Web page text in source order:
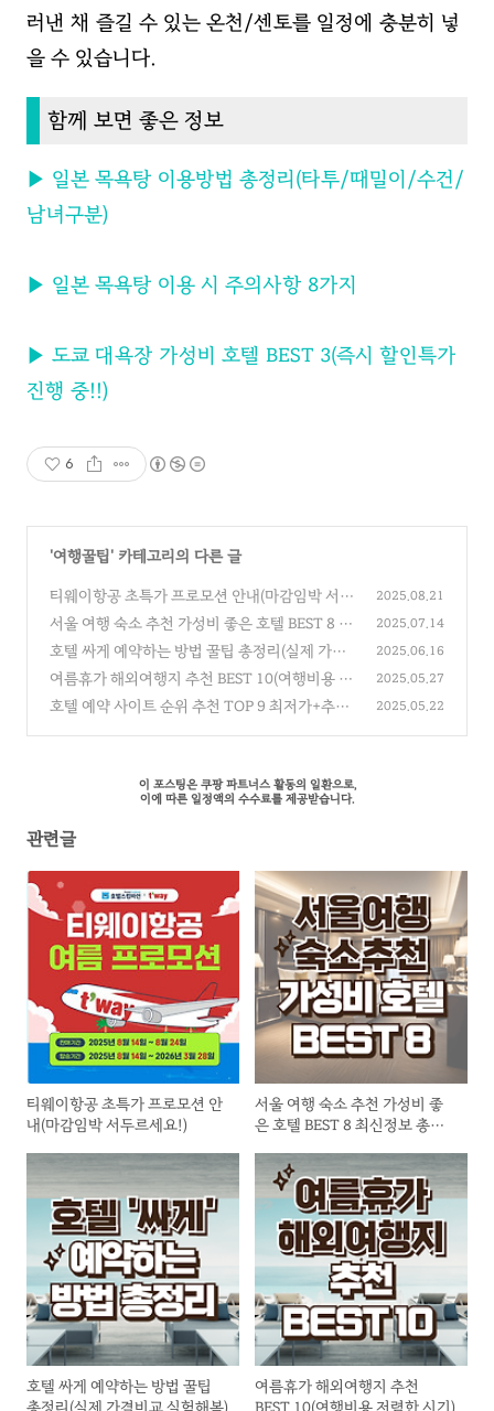
러낸 채 즐길 수 있는 온천/센토를 일정에 충분히 넣
을 수 있습니다.
함께 보면 좋은 정보
▶ 일본 목욕탕 이용방법 총정리(타투/때밀이/수건/
남녀구분)
▶ 일본 목욕탕 이용 시 주의사항 8가지
▶ 도쿄 대욕장 가성비 호텔 BEST 3(즉시 할인특가
진행 중!!)
6
'여행꿀팁' 카테고리의 다른 글
티웨이항공 초특가 프로모션 안내(마감임박 서두
르세요!)
(0)
2025.08.21
서울 여행 숙소 추천 가성비 좋은 호텔 BEST 8 최
신정보 총정리 (0)
2025.07.14
호텔 싸게 예약하는 방법 꿀팁 총정리(실제 가격
비교 실험해봄) (0)
2025.06.16
여름휴가 해외여행지 추천 BEST 10(여행비용 저
렴한 시기)
(0)
2025.05.27
호텔 예약 사이트 순위 추천 TOP 9 최저가+추가
2025.05.22
이 포스팅은 쿠팡 파트너스 활동의 일환으로,
이에 따른 일정액의 수수료를 제공받습니다.
관련글
티웨이항공 초특가 프로모션 안
내(마감임박 서두르세요!)
서울 여행 숙소 추천 가성비 좋
은 호텔 BEST 8 최신정보 총정
호텔 싸게 예약하는 방법 꿀팁
총정리(실제 가격비교 실험해봄)
여름휴가 해외여행지 추천
BEST 10(여행비용 저렴한 시기)